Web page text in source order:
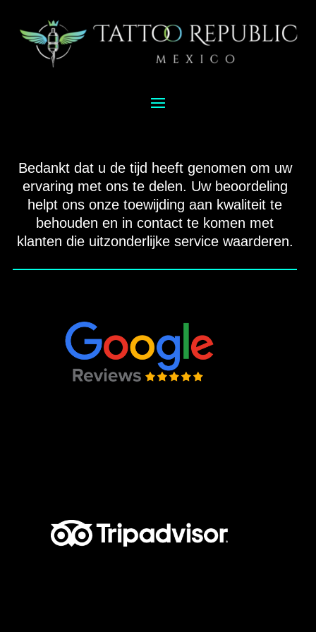
Bedankt dat u de tijd heeft genomen om uw
ervaring met ons te delen. Uw beoordeling
helpt ons onze toewijding aan kwaliteit te
behouden en in contact te komen met
klanten die uitzonderlijke service waarderen.